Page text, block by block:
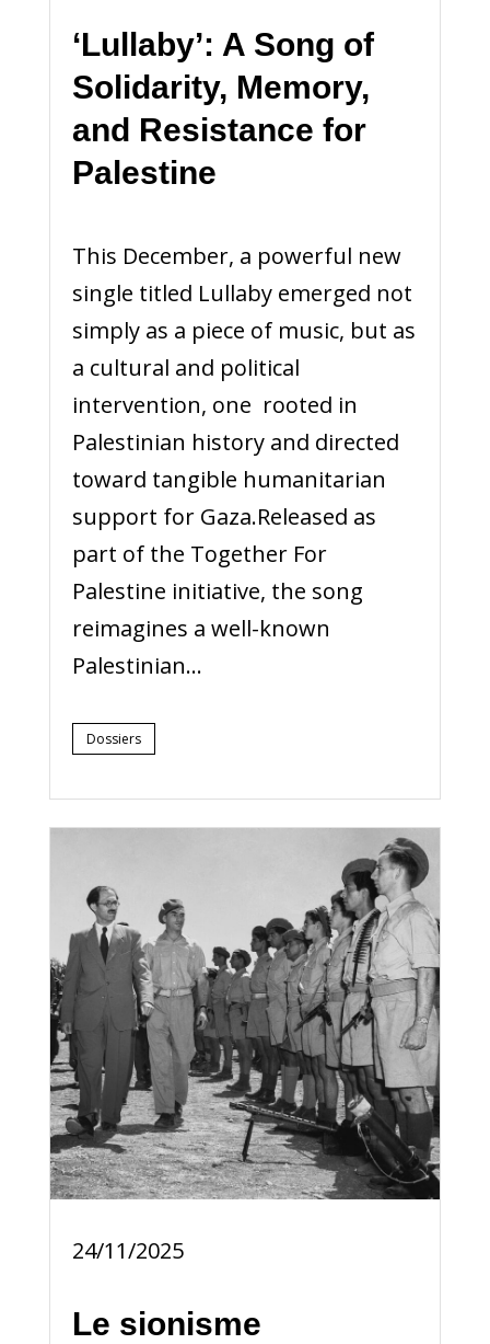
‘Lullaby’: A Song of
Solidarity, Memory,
and Resistance for
Palestine
This December, a powerful new
single titled Lullaby emerged not
simply as a piece of music, but as
a cultural and political
intervention, one rooted in
Palestinian history and directed
toward tangible humanitarian
support for Gaza.Released as
part of the Together For
Palestine initiative, the song
reimagines a well-known
Palestinian...
Dossiers
24/11/2025
Le sionisme